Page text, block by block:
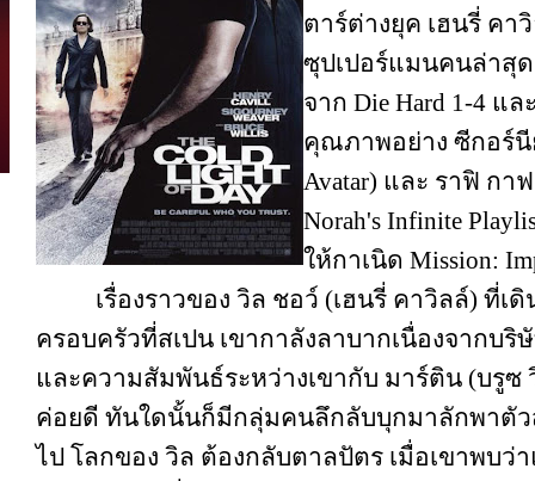
ตาร์ต่างยุค เฮนรี่ คา
ซุปเปอร์แมนคนล่าสุ
จาก Die Hard 1-4 แ
คุณภาพอย่าง ซีกอร์นี
Avatar) และ ราฟิ กา
Norah's Infinite
ให้กาเนิด Mission:
เรื่องราวของ วิล ชอว์ (เฮนรี่ คาวิลล์) ที่เดิ
ครอบครัวที่สเปน เขากาลังลาบากเนื่องจากบ
และความสัมพันธ์ระหว่างเขากับ มาร์ติน (บรูซ
ค่อยดี ทันใดนั้นก็มีกลุ่มคนลึกลับบุกมาลักพาตัว
ไป โลกของ วิล ต้องกลับตาลปัตร เมื่อเขาพบว่